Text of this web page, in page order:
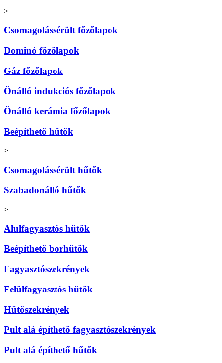
>
Csomagolássérült főzőlapok
Dominó főzőlapok
Gáz főzőlapok
Önálló indukciós főzőlapok
Önálló kerámia főzőlapok
Beépíthető hűtők
>
Csomagolássérült hűtők
Szabadonálló hűtők
>
Alulfagyasztós hűtők
Beépíthető borhűtők
Fagyasztószekrények
Felülfagyasztós hűtők
Hűtőszekrények
Pult alá építhető fagyasztószekrények
Pult alá építhető hűtők